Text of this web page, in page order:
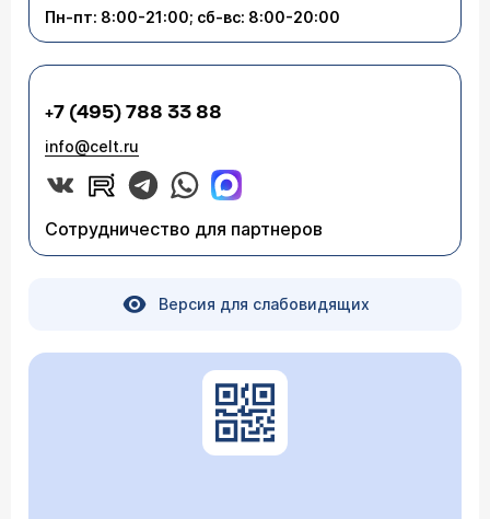
Пн-пт: 8:00-21:00; сб-вс: 8:00-20:00
+7 (495) 788 33 88
info@celt.ru
Сотрудничество для партнеров
Версия для слабовидящих